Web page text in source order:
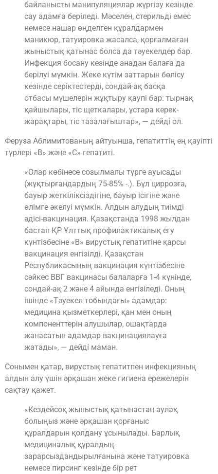
байланысты манипуляциялар жүргізу кезінде
сау адамға беріледі. Мәселен, стерильді емес
немесе нашар өңделген құралдармен
маникюр, татуировка жасалса, қорғалмаған
жыныстық қатынас болса да тәуекелдер бар.
Инфекция босану кезінде анадан балаға да
берілуі мүмкін. Жеке күтім заттарын бөлісу
кезінде серіктестерді, сондай-ақ басқа
отбасы мүшелерін жұқтыру қаупі бар: тырнақ
қайшылары, тіс щеткалары, ұстара керек-
жарақтары, тіс тазалағыштар», — дейді ол.
Феруза Аблимитованың айтуынша, гепатиттің ең қауіпті
түрлері «В» және «С» гепатиті.
«Олар көбінесе созылмалы түрге ауысады
(жұқтырғандардың 75-85% -.). Бұл циррозға,
бауыр жеткіліксіздігіне, бауыр ісігіне және
өлімге әкелуі мүмкін. Алдын алудың тиімді
әдісі-вакцинация. Қазақстанда 1998 жылдан
бастап ҚР Ұлттық профилактикалық егу
күнтізбесіне «В» вирустық гепатитіне қарсы
вакцинация енгізілді. Қазақстан
Республикасының вакцинация күнтізбесіне
сәйкес ВВГ вакцинасы балаларға 1-4 күнінде,
сондай-ақ 2 және 4 айында енгізіледі. Оның
ішінде «Тәуекел тобындағы» адамдар:
медицина қызметкерлері, қан мен оның
компоненттерін алушылар, ошақтарда
жанасатын адамдар вакцинациялауға
жатады», — дейді маман.
Сонымен қатар, вирустық гепатитпен инфекцияның
алдын алу үшін әрқашан жеке гигиена ережелерін
сақтау қажет.
«Кездейсоқ жыныстық қатынастан аулақ
болыңыз және әрқашан қорғаныс
құралдарын қолдану ұсынылады. Барлық
медициналық құралдың
зарарсыздандырылғанына және татуировка
немесе пирсинг кезінде бір рет